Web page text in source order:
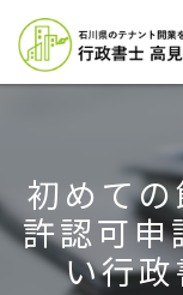
初めて
許認可申
い行